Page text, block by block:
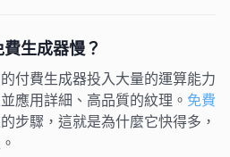
生成器慢？
付費生成器投入大量的運算能力
應用詳細、高品質的紋理。 免費
步驟，這就是為什麼它快得多，